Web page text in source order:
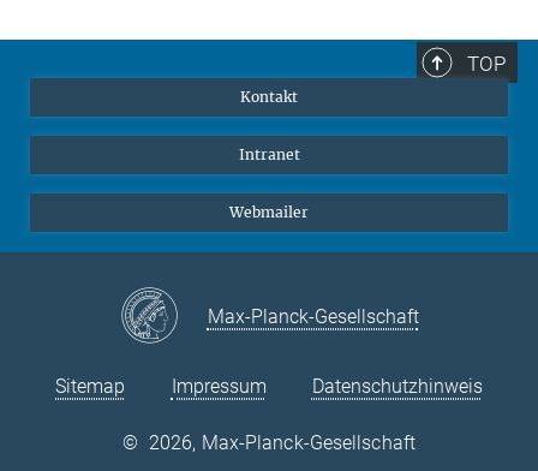
TOP
Kontakt
Intranet
Webmailer
Max-Planck-Gesellschaft
Sitemap Impressum Datenschutzhinweis
© 2026, Max-Planck-Gesellschaft